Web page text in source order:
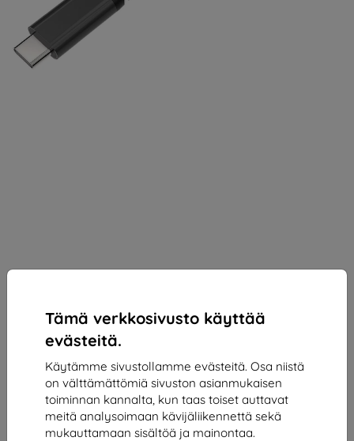
Tämä verkkosivusto käyttää
evästeitä.
Käytämme sivustollamme evästeitä. Osa niistä
on välttämättömiä sivuston asianmukaisen
toiminnan kannalta, kun taas toiset auttavat
meitä analysoimaan kävijäliikennettä sekä
mukauttamaan sisältöä ja mainontaa.
Kaapeli OtterBox USB-C Cable 2m (78-51410)